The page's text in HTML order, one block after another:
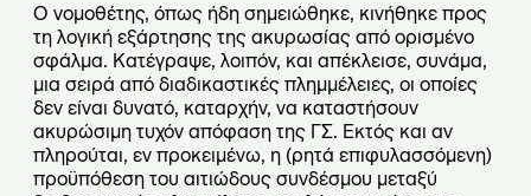
Ο νομοθέτης, όπως ήδη σημειώθηκε, κινήθηκε προς
τη λογική εξάρτησης της ακυρωσίας από ορισμένο
σφάλμα. Κατέγραψε, λοιπόν, και απέκλεισε, συνάμα,
μια σειρά από διαδικαστικές πλημμέλειες, οι οποίες
δεν είναι δυνατό, καταρχήν, να καταστήσουν
ακυρώσιμη τυχόν απόφαση της ΓΣ. Εκτός και αν
πληρούται, εν προκειμένω, η (ρητά επιφυλασσόμενη)
προϋπόθεση του αιτιώδους συνδέσμου μεταξύ